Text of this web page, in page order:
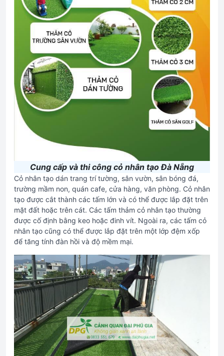
Cung cấp và thi công cỏ nhân tạo Đà Nẵng
Cỏ nhân tạo dán trang trí tường, sân vườn, sân bóng đá,
trường mầm non, quán cafe, cửa hàng, văn phòng. Cỏ nhân
tạo được cắt thành các tấm lớn và có thể được lắp đặt trên
mặt đất hoặc trên cát. Các tấm thảm cỏ nhân tạo thường
được cố định bằng keo hoặc đinh vít. Ngoài ra, các tấm cỏ
nhân tạo cũng có thể được lắp đặt trên một lớp đệm xốp
để tăng tính đàn hồi và độ mềm mại.